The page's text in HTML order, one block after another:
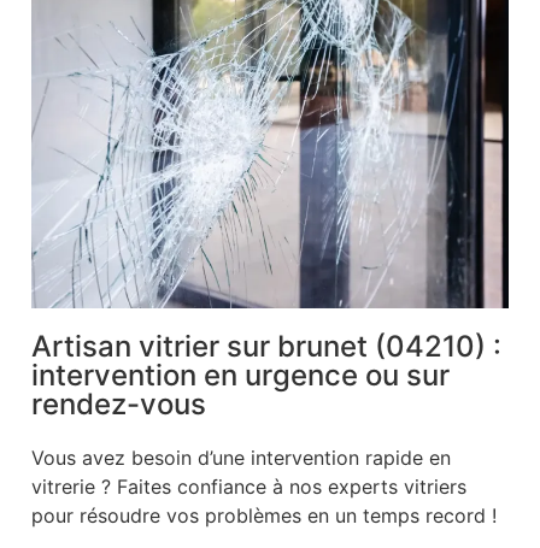
Artisan vitrier sur brunet (04210) :
intervention en urgence ou sur
rendez-vous
Vous avez besoin d’une intervention rapide en
vitrerie ? Faites confiance à nos experts vitriers
pour résoudre vos problèmes en un temps record !